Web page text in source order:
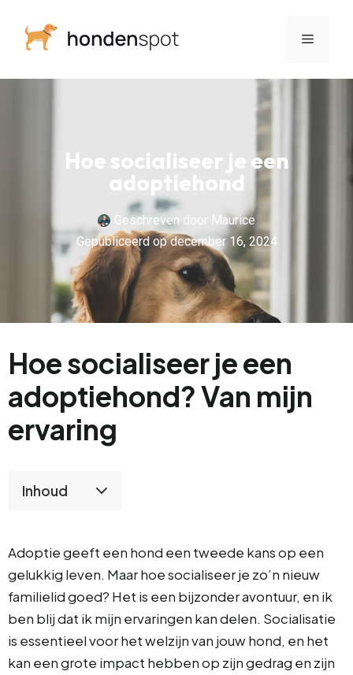
Hoe socialiseer je een
adoptiehond
Geschreven door Maurice
Gepubliceerd opdecember 16, 2024
Hoe socialiseer je een
adoptiehond? Van mijn
ervaring
Inhoud
Adoptie geeft een hond een tweede kans op een
gelukkig leven. Maar hoe socialiseer je zo’n nieuw
familielid goed? Het is een bijzonder avontuur, en ik
ben blij dat ik mijn ervaringen kan delen. Socialisatie
is essentieel voor het welzijn van jouw hond, en het
kan een grote impact hebben op zijn gedrag en zijn